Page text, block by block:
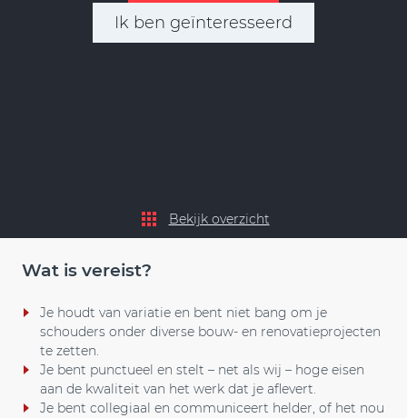
Ik ben geïnteresseerd
Bekijk overzicht
Wat is vereist?
Je houdt van variatie en bent niet bang om je
schouders onder diverse bouw- en renovatieprojecten
te zetten.
Je bent punctueel en stelt – net als wij – hoge eisen
aan de kwaliteit van het werk dat je aflevert.
Je bent collegiaal en communiceert helder, of het nou